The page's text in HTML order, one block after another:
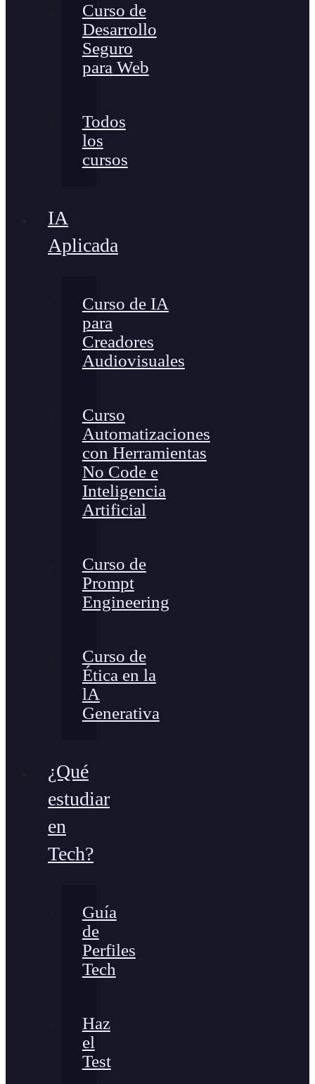
Curso de
Desarrollo
Seguro
para Web
Todos
los
cursos
IA
Aplicada
Curso de IA
para
Creadores
Audiovisuales
Curso
Automatizaciones
con Herramientas
No Code e
Inteligencia
Artificial
Curso de
Prompt
Engineering
Curso de
Ética en la
lA
Generativa
¿Qué
estudiar
en
Tech?
Guía
de
Perfiles
Tech
Haz
el
Test